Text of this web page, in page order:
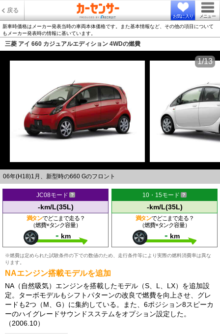
戻る
お気に入り メニュー
新車時価格はメーカー発表当時の車両本体価格です。また基本情報など、その他の項目について
もメーカー発表時の情報に基いています。
三菱 アイ 660 カジュアルエディション 4WDの燃費
06年(H18)1月、新型時の660 Gのフロント
1/13
JC08モード
-km/L(35L)
満タンでどこまで走る？
（燃費×タンク容量）
- km
10・15モード
-km/L(35L)
満タンでどこまで走る？
（燃費×タンク容量）
- km
※燃費は定められた試験条件の下での数値のため、走行条件等により実際の燃料消費率は異な
ります。
NAエンジン搭載モデルを追加
NA（自然吸気）エンジンを搭載したモデル（S、L、LX）を追加設
定。ターボモデルもシフトパターンの改良で燃費を向上させ、グレ
ードも2つ（M、G）に集約している。また、6ポジション8スピーカ
ーのハイグレードサウンドスステムをオプション設定した。
（2006.10）